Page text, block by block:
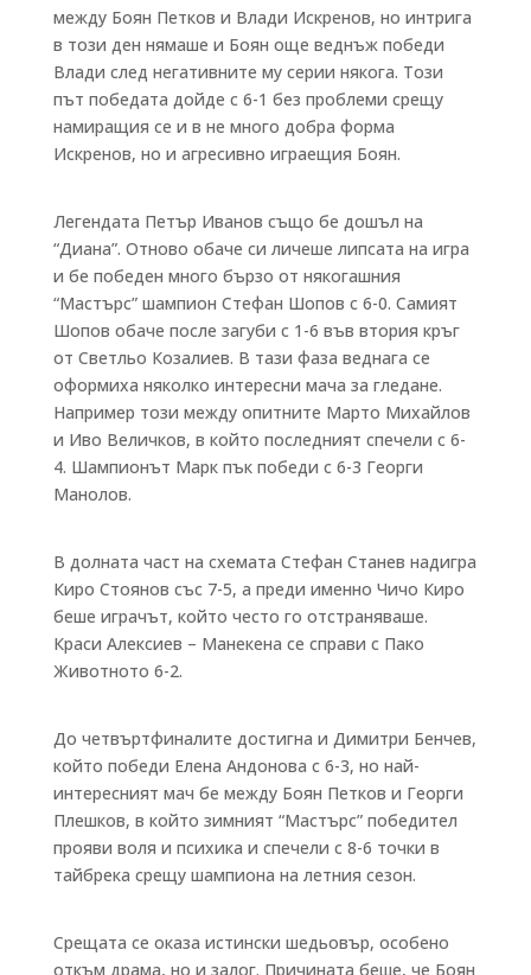
между Боян Петков и Влади Искренов, но интрига
в този ден нямаше и Боян още веднъж победи
Влади след негативните му серии някога. Този
път победата дойде с 6-1 без проблеми срещу
намиращия се и в не много добра форма
Искренов, но и агресивно играещия Боян.
Легендата Петър Иванов също бе дошъл на
“Диана”. Отново обаче си личеше липсата на игра
и бе победен много бързо от някогашния
“Мастърс” шампион Стефан Шопов с 6-0. Самият
Шопов обаче после загуби с 1-6 във втория кръг
от Светльо Козалиев. В тази фаза веднага се
оформиха няколко интересни мача за гледане.
Например този между опитните Марто Михайлов
и Иво Величков, в който последният спечели с 6-
4. Шампионът Марк пък победи с 6-3 Георги
Манолов.
В долната част на схемата Стефан Станев надигра
Киро Стоянов със 7-5, а преди именно Чичо Киро
беше играчът, който често го отстраняваше.
Краси Алексиев – Манекена се справи с Пако
Животното 6-2.
До четвъртфиналите достигна и Димитри Бенчев,
който победи Елена Андонова с 6-3, но най-
интересният мач бе между Боян Петков и Георги
Плешков, в който зимният “Мастърс” победител
прояви воля и психика и спечели с 8-6 точки в
тайбрека срещу шампиона на летния сезон.
Срещата се оказа истински шедьовър, особено
откъм драма, но и залог. Причината беше, че Боян